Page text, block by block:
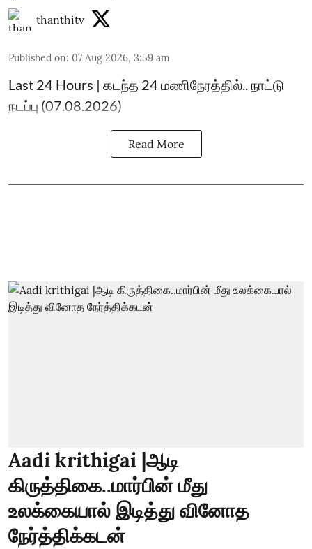
thanthitv
Published on: 07 Aug 2026, 3:59 am
Last 24 Hours | கடந்த 24 மணிநேரத்தில்.. நாட்டு
நடப்பு (07.08.2026)
Read More
Aadi krithigai |ஆடி
கிருத்திகை..மார்பின் மீது
உலக்கையால் இடித்து வினோத
நேர்த்திக்கடன்